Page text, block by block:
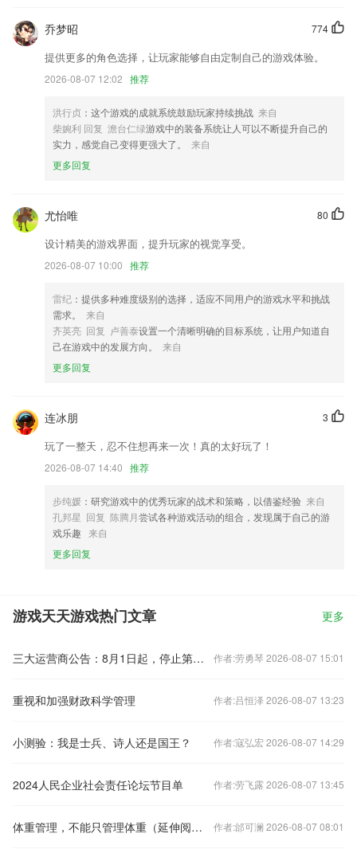
验
游戏天天游戏更新了什么?
云手指终于上线啦~~
专栏列表专栏详情新增水印功能；
一大波福利正在向你靠近！
重构了整个流程，对微信重新进行了兼容
联系我们
以上就是游戏天天游戏的介绍，如果您喜欢这款软件，您可以到应用商店
进行打分评论，说出您的使用经历，以帮助我们更好的对产品进行优化修
774
乔梦昭
提供更多的角色选择，让玩家能够自由定制自己的游戏体验。
2026-08-07 12:02 推荐
洪行贞 ：这个游戏的成就系统鼓励玩家持续挑战 来自
柴婉利 回复 澹台仁绿游戏中的装备系统让人可以不断提升自己的
实力，感觉自己变得更强大了。
来自
更多回复
80
尤怡唯
设计精美的游戏界面，提升玩家的视觉享受。
2026-08-07 10:00 推荐
雷纪 ：提供多种难度级别的选择，适应不同用户的游戏水平和挑战
需求。
来自
齐英亮 回复 卢善泰设置一个清晰明确的目标系统，让用户知道自
己在游戏中的发展方向。
来自
更多回复
3
连冰朋
玩了一整天，忍不住想再来一次！真的太好玩了！
2026-08-07 14:40 推荐
步纯媛 ：研究游戏中的优秀玩家的战术和策略，以借鉴经验 来自
孔邦星 回复 陈腾月尝试各种游戏活动的组合，发现属于自己的游
戏乐趣 来自
更多回复
游戏天天游戏热门文章 更多
三大运营商公告：8月1日起，停止第三方互联网渠道号卡办理 作者:劳勇琴 2026-08-07 15:01
重视和加强财政科学管理 作者:吕恒泽 2026-08-07 13:23
小测验：我是士兵、诗人还是国王？ 作者:寇弘宏 2026-08-07 14:29
2024人民企业社会责任论坛节目单 作者:劳飞露 2026-08-07 13:45
体重管理，不能只管理体重（延伸阅读） 作者:邰可澜 2026-08-07 08:01